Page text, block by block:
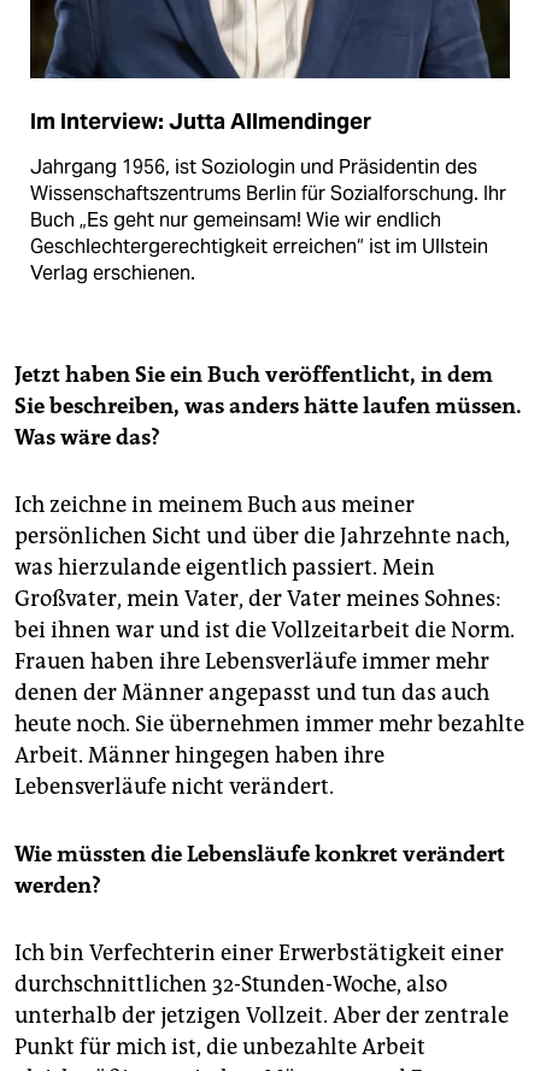
Im Interview: Jutta Allmendinger
Jahrgang 1956, ist Soziologin und Präsidentin des
Wissenschafts­zentrums Berlin für Sozialforschung. Ihr
Buch „Es geht nur gemeinsam! Wie wir endlich
Geschlechter­gerechtigkeit erreichen“ ist im Ullstein
Verlag erschienen.
Jetzt haben Sie ein Buch veröffentlicht, in dem
Sie beschreiben, was anders hätte laufen müssen.
Was wäre das?
Ich zeichne in meinem Buch aus meiner
persönlichen Sicht und über die Jahrzehnte nach,
was hierzulande eigentlich passiert. Mein
Großvater, mein Vater, der Vater meines Sohnes:
bei ihnen war und ist die Vollzeitarbeit die Norm.
Frauen haben ihre Lebensverläufe immer mehr
denen der Männer angepasst und tun das auch
heute noch. Sie übernehmen immer mehr bezahlte
Arbeit. Männer hingegen haben ihre
Lebensverläufe nicht verändert.
Wie müssten die Lebensläufe konkret verändert
werden?
Ich bin Verfechterin einer Erwerbstätigkeit einer
durchschnittlichen 32-Stunden-Woche, also
unterhalb der jetzigen Vollzeit. Aber der zentrale
Punkt für mich ist, die unbezahlte Arbeit